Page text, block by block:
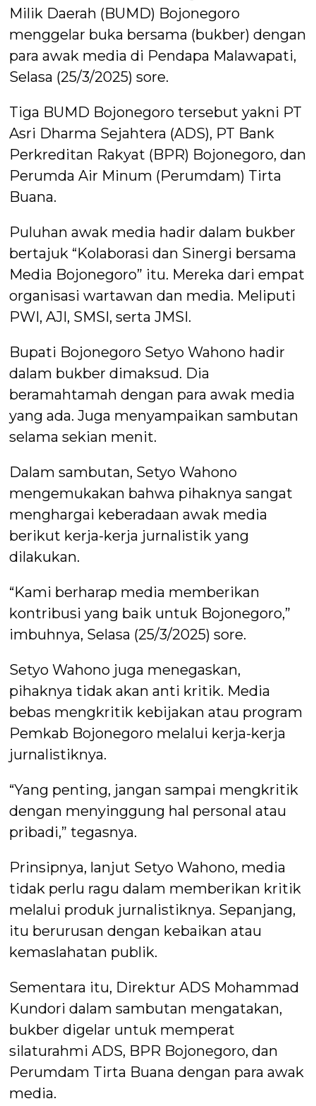
Milik Daerah (BUMD) Bojonegoro
menggelar buka bersama (bukber) dengan
para awak media di Pendapa Malawapati,
Selasa (25/3/2025) sore.
Tiga BUMD Bojonegoro tersebut yakni PT
Asri Dharma Sejahtera (ADS), PT Bank
Perkreditan Rakyat (BPR) Bojonegoro, dan
Perumda Air Minum (Perumdam) Tirta
Buana.
Puluhan awak media hadir dalam bukber
bertajuk “Kolaborasi dan Sinergi bersama
Media Bojonegoro” itu. Mereka dari empat
organisasi wartawan dan media. Meliputi
PWI, AJI, SMSI, serta JMSI.
Bupati Bojonegoro Setyo Wahono hadir
dalam bukber dimaksud. Dia
beramahtamah dengan para awak media
yang ada. Juga menyampaikan sambutan
selama sekian menit.
Dalam sambutan, Setyo Wahono
mengemukakan bahwa pihaknya sangat
menghargai keberadaan awak media
berikut kerja-kerja jurnalistik yang
dilakukan.
“Kami berharap media memberikan
kontribusi yang baik untuk Bojonegoro,”
imbuhnya, Selasa (25/3/2025) sore.
Setyo Wahono juga menegaskan,
pihaknya tidak akan anti kritik. Media
bebas mengkritik kebijakan atau program
Pemkab Bojonegoro melalui kerja-kerja
jurnalistiknya.
“Yang penting, jangan sampai mengkritik
dengan menyinggung hal personal atau
pribadi,” tegasnya.
Prinsipnya, lanjut Setyo Wahono, media
tidak perlu ragu dalam memberikan kritik
melalui produk jurnalistiknya. Sepanjang,
itu berurusan dengan kebaikan atau
kemaslahatan publik.
Sementara itu, Direktur ADS Mohammad
Kundori dalam sambutan mengatakan,
bukber digelar untuk memperat
silaturahmi ADS, BPR Bojonegoro, dan
Perumdam Tirta Buana dengan para awak
media.